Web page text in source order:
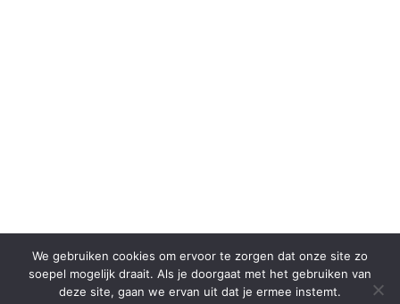
We gebruiken cookies om ervoor te zorgen dat onze site zo
soepel mogelijk draait. Als je doorgaat met het gebruiken van
deze site, gaan we ervan uit dat je ermee instemt.